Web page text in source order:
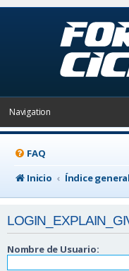
Navigation
FAQ
Inicio
Índice general
Nombre de Usuario: